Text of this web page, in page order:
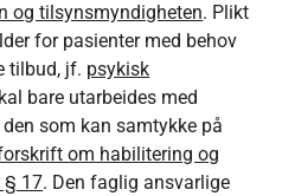
og tilsynsmyndigheten. Plikt
for pasienter med behov
tilbud, jf. psykisk
bare utarbeides med
som kan samtykke på
om habilitering og
§ 17. Den faglig ansvarlige